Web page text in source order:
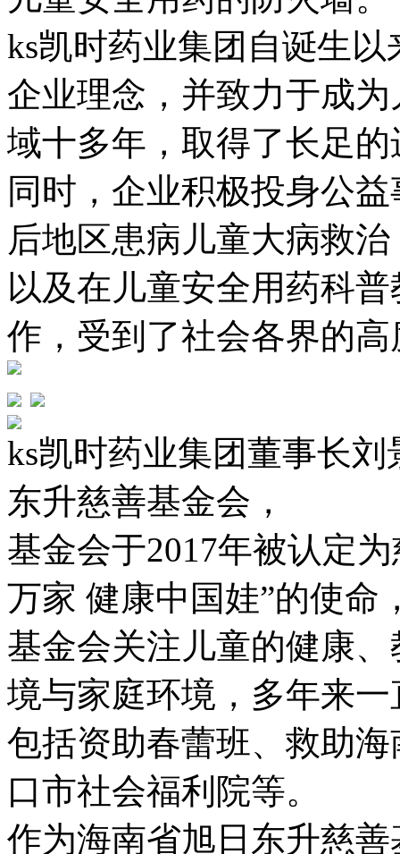
ks凯时药业集团自诞生
企业理念，并致力于成
域十多年，取得了长足
同时，企业积极投身公
后地区患病儿童大病救
以及在儿童安全用药科
作，受到了社会各界的
ks凯时药业集团董事长
东升慈善基金会，
基金会于2017年被认定
万家 健康中国娃”的使命
基金会关注儿童的健康
境与家庭环境，多年来
包括资助春蕾班、救助
口市社会福利院等。
作为海南省旭日东升慈